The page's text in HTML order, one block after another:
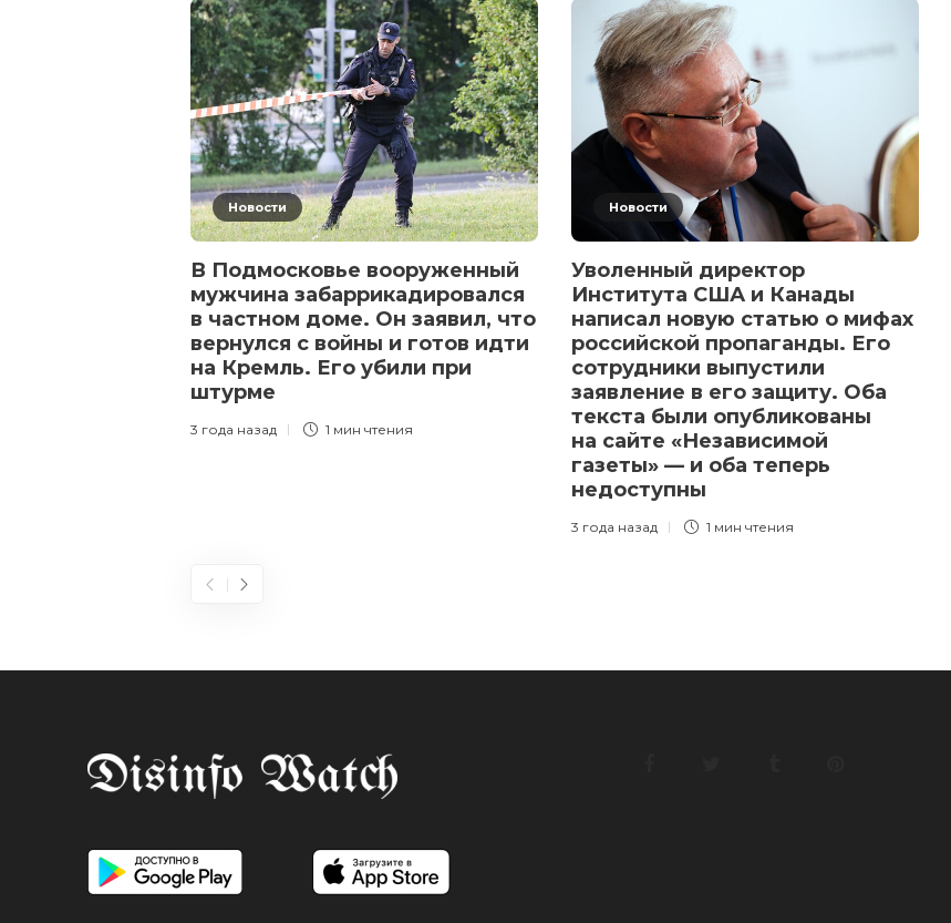
Новости
В Подмосковье вооруженный
мужчина забаррикадировался
в частном доме. Он заявил, что
вернулся с войны и готов идти
на Кремль. Его убили при
штурме
3 года назад 1 мин чтения
Новости
Уволенный директор
Института США и Канады
написал новую статью о мифах
российской пропаганды. Его
сотрудники выпустили
заявление в его защиту. Оба
текста были опубликованы
на сайте «Независимой
газеты» — и оба теперь
недоступны
3 года назад 1 мин чтения